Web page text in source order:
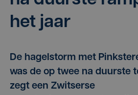
het jaar
De hagelstorm met
was de op twee na duurste
zegt een Zwitserse